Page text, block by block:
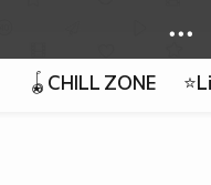
🪀CHILL ZONE